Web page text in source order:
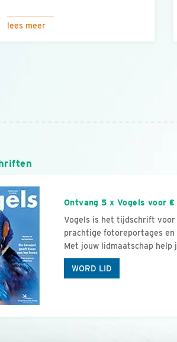
lees meer
Ontvang 5 x Vogels voor
Vogels is het tijdschrift voor
prachtige fotoreportages
Met jouw lidmaatschap help
WORD LID